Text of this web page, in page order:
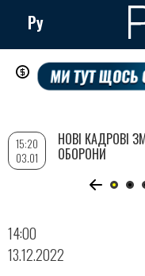
Перейти
до
вмісту
Ру
14:00
13.12.2022
15:20
03.01
НОВІ КАДРОВІ
ОБОРОНИ